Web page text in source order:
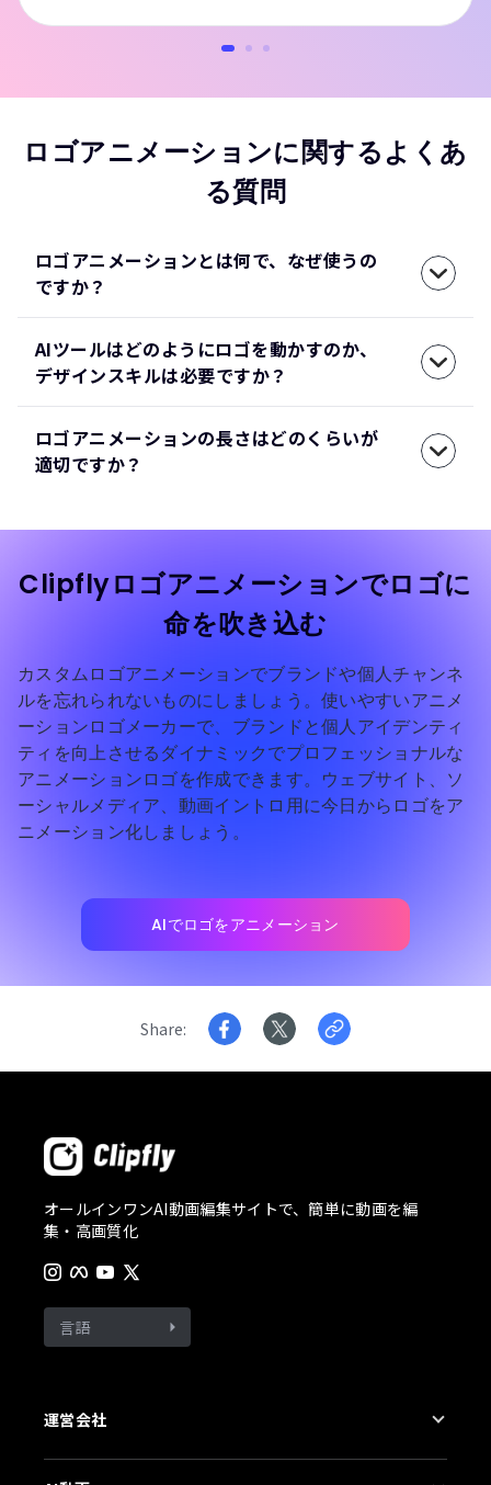
ロゴアニメーションに関するよくあ
る質問
ロゴアニメーションとは何で、なぜ使うの
ですか？
AIツールはどのようにロゴを動かすのか、
デザインスキルは必要ですか？
ロゴアニメーションの長さはどのくらいが
適切ですか？
Clipflyロゴアニメーションでロゴに
命を吹き込む
カスタムロゴアニメーションでブランドや個人チャンネ
ルを忘れられないものにしましょう。使いやすいアニメ
ーションロゴメーカーで、ブランドと個人アイデンティ
ティを向上させるダイナミックでプロフェッショナルな
アニメーションロゴを作成できます。ウェブサイト、ソ
ーシャルメディア、動画イントロ用に今日からロゴをア
ニメーション化しましょう。
AIでロゴをアニメーション
Share
オールインワンAI動画編集サイトで、簡単に動画を編
集・高画質化
言語
運営会社